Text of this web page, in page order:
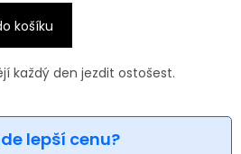
košíku
každý den jezdit ostošest.
lepší cenu?